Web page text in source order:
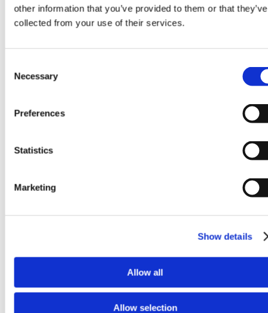
other information that you’ve provided to them or that they’ve
collected from your use of their services.
Selection
Necessary
Preferences
Statistics
Marketing
Show details
Allow all
Allow selection
Outil rentable = production à grande échelle